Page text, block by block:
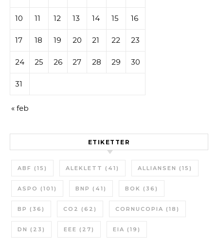
10 11 12 13 14 15 16
17 18 19 20 21 22 23
24 25 26 27 28 29 30
31
« feb
ETIKETTER
ABF (15) ALEKLETT (41) ALLIANSEN (15)
ASPO (101) BNP (41) BOK (36)
BP (36) CO2 (62) CORNUCOPIA (18)
DN (23) EEE (27) EIA (19)